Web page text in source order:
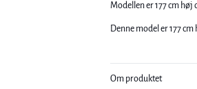
Modellen er 177 cm høj
Denne model er 177
Om produktet